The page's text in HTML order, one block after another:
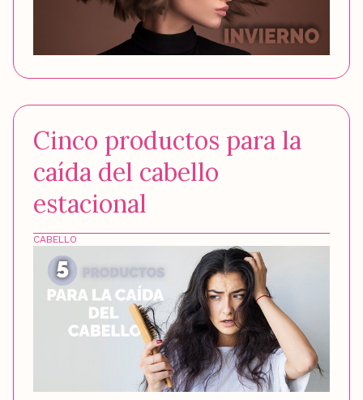
CABELLO
Cinco productos para la
caída del cabello
estacional